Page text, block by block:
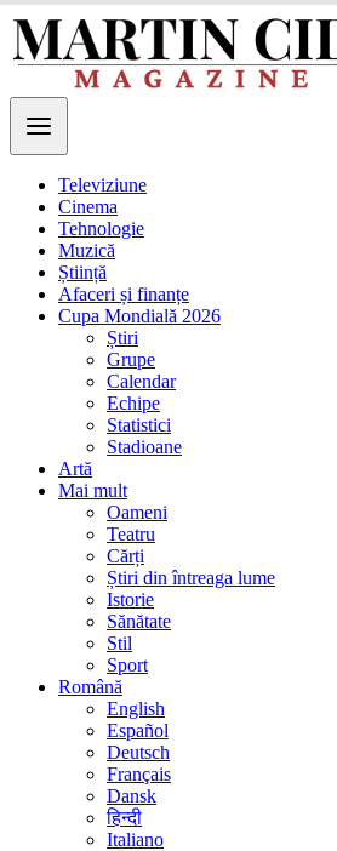
Televiziune
Cinema
Tehnologie
Muzică
Știință
Afaceri și finanțe
Cupa Mondială 2026
Știri
Grupe
Calendar
Echipe
Statistici
Stadioane
Artă
Mai mult
Oameni
Teatru
Cărți
Știri din întreaga lume
Istorie
Sănătate
Stil
Sport
Română
English
Español
Deutsch
Français
Dansk
हिन्दी
Italiano